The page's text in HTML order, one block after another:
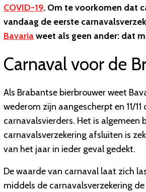
COVID-19. Om te voorkomen dat
vandaag de eerste
Bavariaweet als geen ander: dat
Carnaval voor de
Als Brabantse bierbrouwer weet
wederom zijn aangescherpt en 11/
carnavalsvierders. Het is algemeen
carnavalsverzekering afsluiten is
van het jaar in ieder geval gedekt.
De waarde van carnaval laat zich
middels de carnavalsverzekering